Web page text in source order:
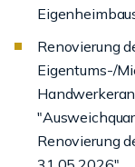
Renovierung
Eigentums-/
Renovierung